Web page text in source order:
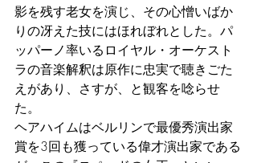
影を残す老女を演じ、その心憎いばか
りの冴えた技にはほれぼれとした。パ
ッパーノ率いるロイヤル・オーケスト
ラの音楽解釈は原作に忠実で聴きごた
えがあり、さすが、と観客を唸らせ
た。
ヘアハイムはベルリンで最優秀演出家
賞を3回も獲っている偉才演出家である